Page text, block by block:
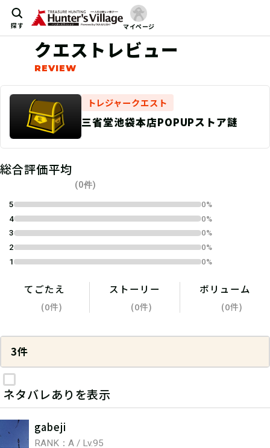
探す マイページ
クエストレビュー
トレジャークエスト
三省堂池袋本店POPUPストア謎
総合評価平均
(0件)
5
0%
4
0%
3
0%
2
0%
1
0%
てごたえ
(0件)
ストーリー
(0件)
ボリューム
(0件)
3件
ネタバレありを表示
gabeji
RANK：A / Lv.95